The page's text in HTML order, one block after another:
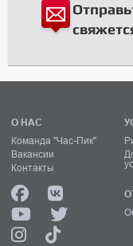
О НАС
Команда "Час-Пик"
Вакансии
Контакты